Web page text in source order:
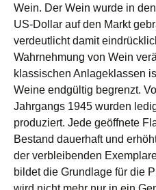
Wein. Der Wein wurde in
US-Dollar auf den Markt
verdeutlicht damit
Wahrnehmung von Wein
klassischen Anlageklassen
Weine endgültig begrenzt.
Jahrgangs 1945 wurden
produziert. Jede geöffnete
Bestand dauerhaft und
der verbleibenden
bildet die Grundlage für die